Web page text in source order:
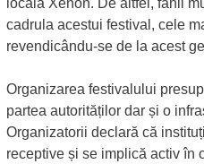
locală Xenon. De altfel, fanii
cadrula acestui festival, cele
revendicându-se de la acest
Organizarea festivalului
partea autorităților dar și o
Organizatorii declară că
receptive și se implică activ în